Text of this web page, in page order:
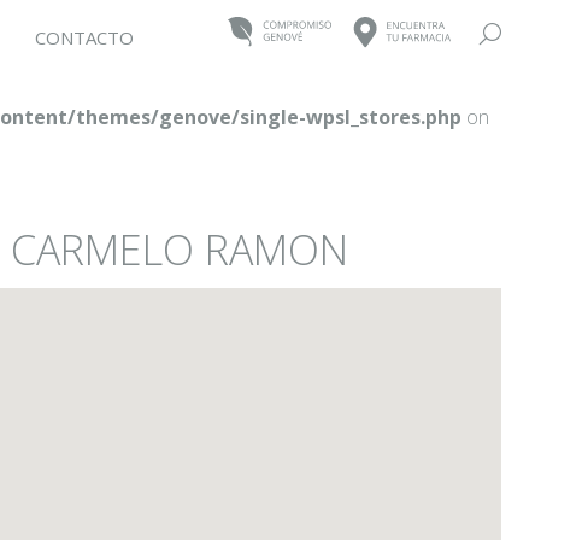
CONTACTO Buscar:
themes/genove/single-wpsl_stores.php on
RAMON